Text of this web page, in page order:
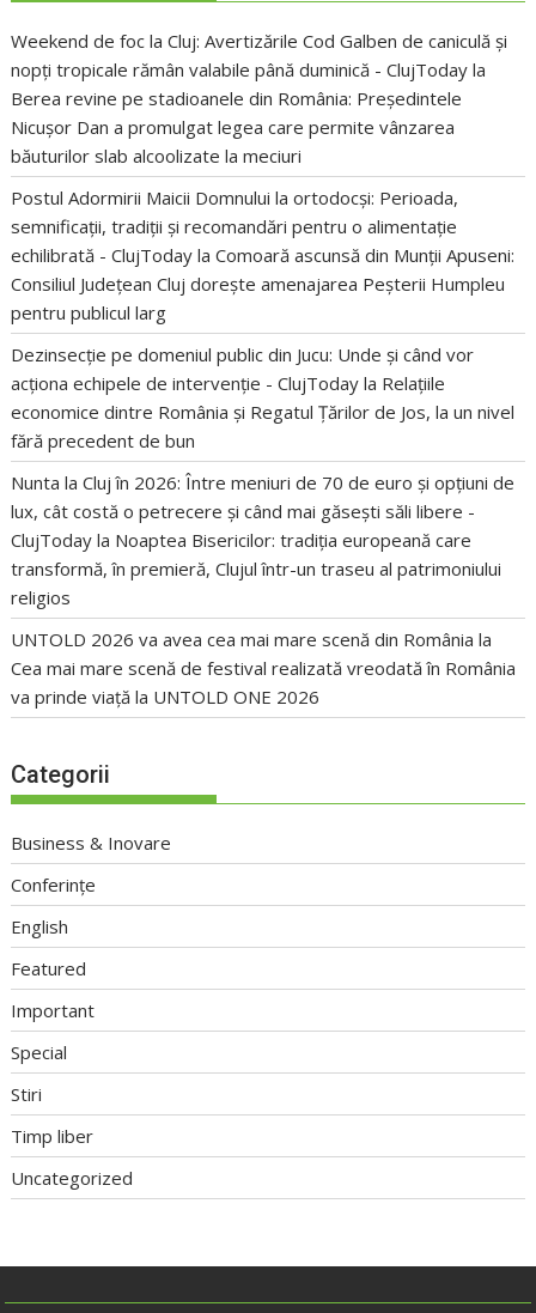
Weekend de foc la Cluj: Avertizările Cod Galben de caniculă și
nopți tropicale rămân valabile până duminică - ClujToday la
Berea revine pe stadioanele din România: Președintele
Nicușor Dan a promulgat legea care permite vânzarea
băuturilor slab alcoolizate la meciuri
Postul Adormirii Maicii Domnului la ortodocși: Perioada,
semnificații, tradiții și recomandări pentru o alimentație
echilibrată - ClujToday laComoară ascunsă din Munții Apuseni:
Consiliul Județean Cluj dorește amenajarea Peșterii Humpleu
pentru publicul larg
Dezinsecție pe domeniul public din Jucu: Unde și când vor
acționa echipele de intervenție - ClujToday la Relațiile
economice dintre România și Regatul Țărilor de Jos, la un nivel
fără precedent de bun
Nunta la Cluj în 2026: Între meniuri de 70 de euro și opțiuni de
lux, cât costă o petrecere și când mai găsești săli libere -
ClujToday la Noaptea Bisericilor: tradiția europeană care
transformă, în premieră, Clujul într-un traseu al patrimoniului
religios
UNTOLD 2026 va avea cea mai mare scenă din România la
Cea mai mare scenă de festival realizată vreodată în România
va prinde viață la UNTOLD ONE 2026
Categorii
Business & Inovare
Conferințe
English
Featured
Important
Special
Stiri
Timp liber
Uncategorized